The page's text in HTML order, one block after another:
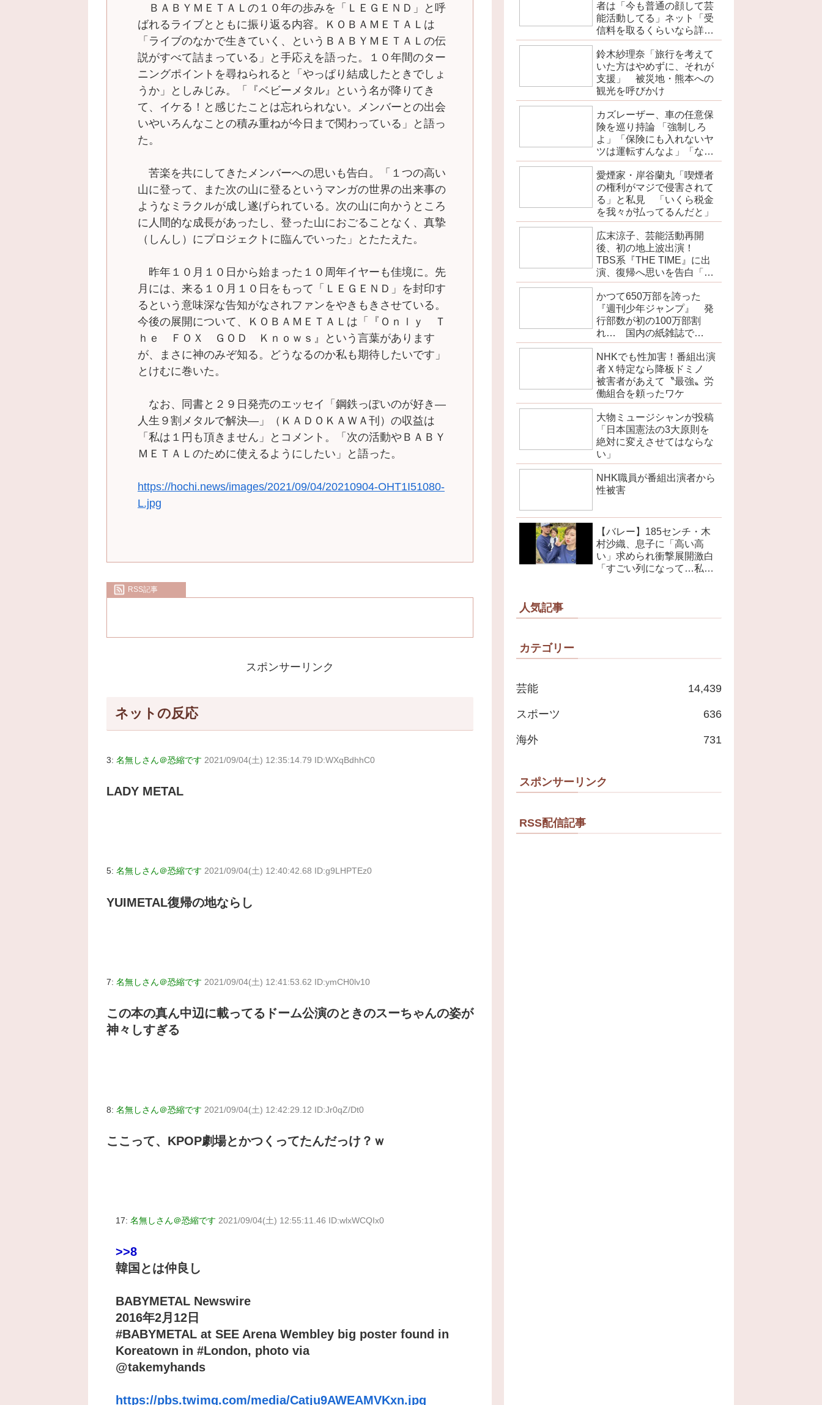
ＢＡＢＹＭＥＴＡＬの１０年の歩みを「ＬＥＧＥＮＤ」と呼
ばれるライブとともに振り返る内容。ＫＯＢＡＭＥＴＡＬは
「ライブのなかで生きていく、というＢＡＢＹＭＥＴＡＬの伝
説がすべて詰まっている」と手応えを語った。１０年間のター
ニングポイントを尋ねられると「やっぱり結成したときでしょ
うか」としみじみ。「『ベビーメタル』という名が降りてき
て、イケる！と感じたことは忘れられない。メンバーとの出会
いやいろんなことの積み重ねが今日まで関わっている」と語っ
た。
苦楽を共にしてきたメンバーへの思いも告白。「１つの高い
山に登って、また次の山に登るというマンガの世界の出来事の
ようなミラクルが成し遂げられている。次の山に向かうところ
に人間的な成長があったし、登った山におごることなく、真摯
（しんし）にプロジェクトに臨んでいった」とたたえた。
昨年１０月１０日から始まった１０周年イヤーも佳境に。先
月には、来る１０月１０日をもって「ＬＥＧＥＮＤ」を封印す
るという意味深な告知がなされファンをやきもきさせている。
今後の展開について、ＫＯＢＡＭＥＴＡＬは「『Ｏｎｌｙ Ｔ
ｈｅ ＦＯＸ ＧＯＤ Ｋｎｏｗｓ』という言葉があります
が、まさに神のみぞ知る。どうなるのか私も期待したいです」
とけむに巻いた。
なお、同書と２９日発売のエッセイ「鋼鉄っぽいのが好き―
人生９割メタルで解決―」（ＫＡＤＯＫＡＷＡ刊）の収益は
「私は１円も頂きません」とコメント。「次の活動やＢＡＢＹ
ＭＥＴＡＬのために使えるようにしたい」と語った。
https://hochi.news/images/2021/09/04/20210904-OHT1I51080-
L.jpg
RSS記事
スポンサーリンク
ネットの反応
3: 名無しさん＠恐縮です 2021/09/04(土) 12:35:14.79 ID:WXqBdhhC0
LADY METAL
5: 名無しさん＠恐縮です 2021/09/04(土) 12:40:42.68 ID:g9LHPTEz0
YUIMETAL復帰の地ならし
7: 名無しさん＠恐縮です 2021/09/04(土) 12:41:53.62 ID:ymCH0lv10
この本の真ん中辺に載ってるドーム公演のときのスーちゃんの姿が
神々しすぎる
8: 名無しさん＠恐縮です 2021/09/04(土) 12:42:29.12 ID:Jr0qZ/Dt0
ここって、KPOP劇場とかつくってたんだっけ？ｗ
17: 名無しさん＠恐縮です 2021/09/04(土) 12:55:11.46 ID:wlxWCQIx0
>>8
韓国とは仲良し
BABYMETAL Newswire
2016年2月12日
#BABYMETAL at SEE Arena Wembley big poster found in
Koreatown in #London, photo via
@takemyhands
https://pbs.twimg.com/media/Catju9AWEAMVKxn.jpg
者は「今も普通の顔して芸
能活動してる」ネット「受
信料を取るくらいなら詳細
を伝えよ」
鈴木紗理奈「旅行を考えて
いた方はやめずに、それが
支援」 被災地・熊本への
観光を呼びかけ
カズレーザー、車の任意保
険を巡り持論 「強制しろ
よ」「保険にも入れないヤ
ツは運転すんなよ」「なん
で法律を改正しないの？」
愛煙家・岸谷蘭丸「喫煙者
の権利がマジで侵害されて
る」と私見 「いくら税金
を我々が払ってるんだと」
広末涼子、芸能活動再開
後、初の地上波出演！
TBS系『THE TIME』に出
演、復帰へ思いを告白「自
分の弱い部分だったり…」
かつて650万部を誇った
『週刊少年ジャンプ』 発
行部数が初の100万部割
れ… 国内の紙雑誌で
「100万部超」ゼロに
NHKでも性加害！番組出演
者Ｘ特定なら降板ドミノ
被害者があえて〝最強〟労
働組合を頼ったワケ
大物ミュージシャンが投稿
「日本国憲法の3大原則を
絶対に変えさせてはならな
い」
NHK職員が番組出演者から
性被害
【バレー】185センチ・木
村沙織、息子に「高い高
い」求められ衝撃展開激白
「すごい列になって…私ア
人気記事
カテゴリー
芸能 14,439
スポーツ 636
海外 731
スポンサーリンク
RSS配信記事